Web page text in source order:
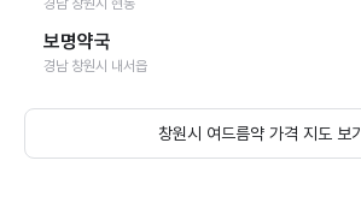
경남 창원시 현동
보명약국
경남 창원시 내서읍
창원시 여드름약 가격 지도 보기